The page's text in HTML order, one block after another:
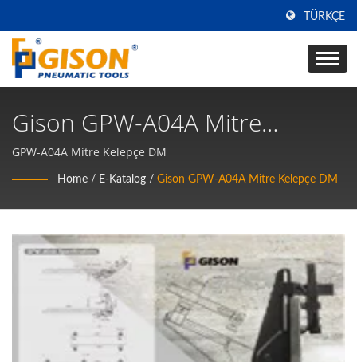
TÜRKÇE
Gison GPW-A04A Mitre
Kelepçe DM | Yüksek Kaliteli
Hava Aletleri & Pnömatik El
Aletleri Üreticisi | Gison
GPW-A04A Mitre Kelepçe DM
Home / E-Katalog / Gison GPW-A04A Mitre Kelepçe DM